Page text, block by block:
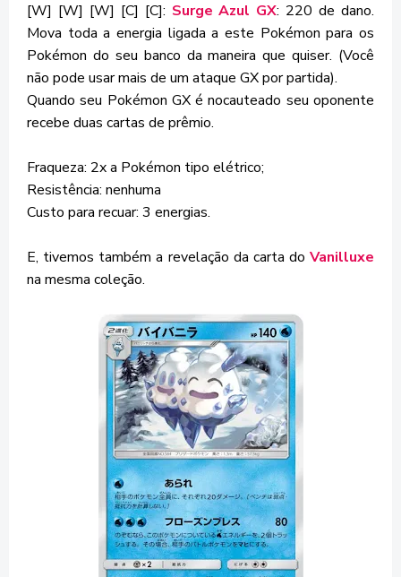
[W] [W] [W] [C] [C]: Surge Azul GX: 220 de dano.
Mova toda a energia ligada a este Pokémon para os
Pokémon do seu banco da maneira que quiser. (Você
não pode usar mais de um ataque GX por partida).
Quando seu Pokémon GX é nocauteado seu oponente
recebe duas cartas de prêmio.
Fraqueza: 2x a Pokémon tipo elétrico;
Resistência: nenhuma
Custo para recuar: 3 energias.
E, tivemos também a revelação da carta do Vanilluxe
na mesma coleção.